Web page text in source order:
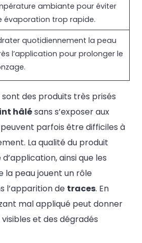
ambiante pour éviter
évaporation trop rapide.
quotidiennement la peau
l’application pour prolonger le
des produits très prisés
hâlésans s’exposer aux
peuvent parfois être difficiles à
La qualité du produit
ainsi que les
la peau jouent un rôle
l’apparition de traces. En
mal appliqué peut donner
et des dégradés